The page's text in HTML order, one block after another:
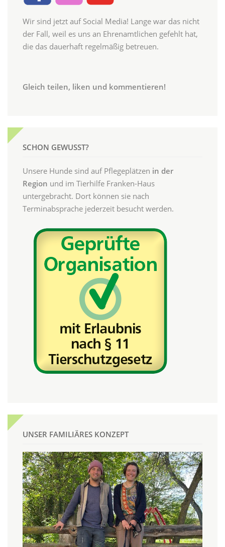
Wir sind jetzt auf Social Media! Lange war das nicht
der Fall, weil es uns an Ehrenamtlichen gefehlt hat,
die das dauerhaft regelmäßig betreuen.
Gleich teilen, liken und kommentieren!
SCHON GEWUSST?
Unsere Hunde sind auf Pflegeplätzen in der
Region und im Tierhilfe Franken-Haus
untergebracht. Dort können sie nach
Terminabsprache jederzeit besucht werden.
UNSER FAMILIÄRES KONZEPT